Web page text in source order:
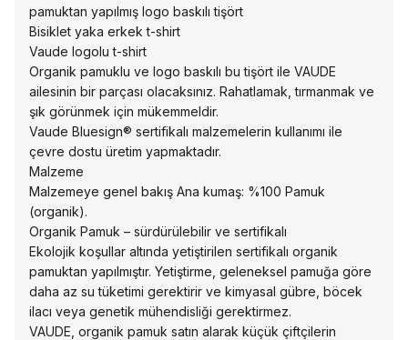
pamuktan yapılmış logo baskılı tişört
Bisiklet yaka erkek t-shirt
Vaude logolu t-shirt
Organik pamuklu ve logo baskılı bu tişört ile VAUDE
ailesinin bir parçası olacaksınız. Rahatlamak, tırmanmak ve
şık görünmek için mükemmeldir.
Vaude Bluesign® sertifikalı malzemelerin kullanımı ile
çevre dostu üretim yapmaktadır.
Malzeme
Malzemeye genel bakış Ana kumaş: %100 Pamuk
(organik).
Organik Pamuk – sürdürülebilir ve sertifikalı
Ekolojik koşullar altında yetiştirilen sertifikalı organik
pamuktan yapılmıştır. Yetiştirme, geleneksel pamuğa göre
daha az su tüketimi gerektirir ve kimyasal gübre, böcek
ilacı veya genetik mühendisliği gerektirmez.
VAUDE, organik pamuk satın alarak küçük çiftçilerin